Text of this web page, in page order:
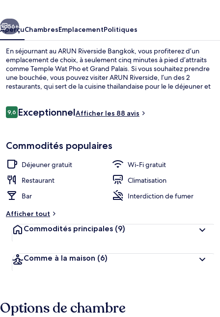
Suivant
56+
AperçuChambresEmplacementPolitiques
En séjournant au ARUN Riverside Bangkok, vous profiterez d’un
emplacement de choix, à seulement cinq minutes à pied d’attraits
comme Temple Wat Pho et Grand Palais. Si vous souhaitez prendre
une bouchée, vous pouvez visiter ARUN Riverside, l’un des 2
restaurants, qui sert de la cuisine thaïlandaise pour le le déjeuner et
L’hébergement se situe à quelques minutes de marche du transport
Avis
9,69,6 sur 10 –
ExceptionnelAfficher les 88 avis
Commodités populaires
Déjeuner gratuit
Wi-Fi gratuit
Restaurant
Climatisation
Bar
Interdiction de fumer
Afficher tout
Commodités principales (9)
Comme à la maison (6)
Options de chambre